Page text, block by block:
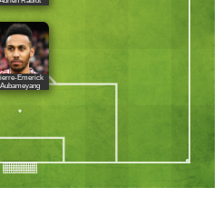
Emerick
Aubameyang